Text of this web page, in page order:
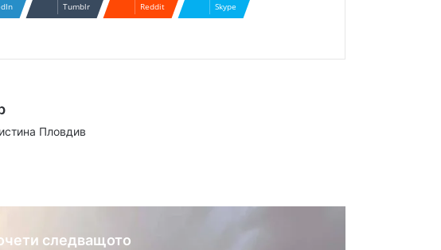
Tumblr Reddit Skype
Пловдив
следващото